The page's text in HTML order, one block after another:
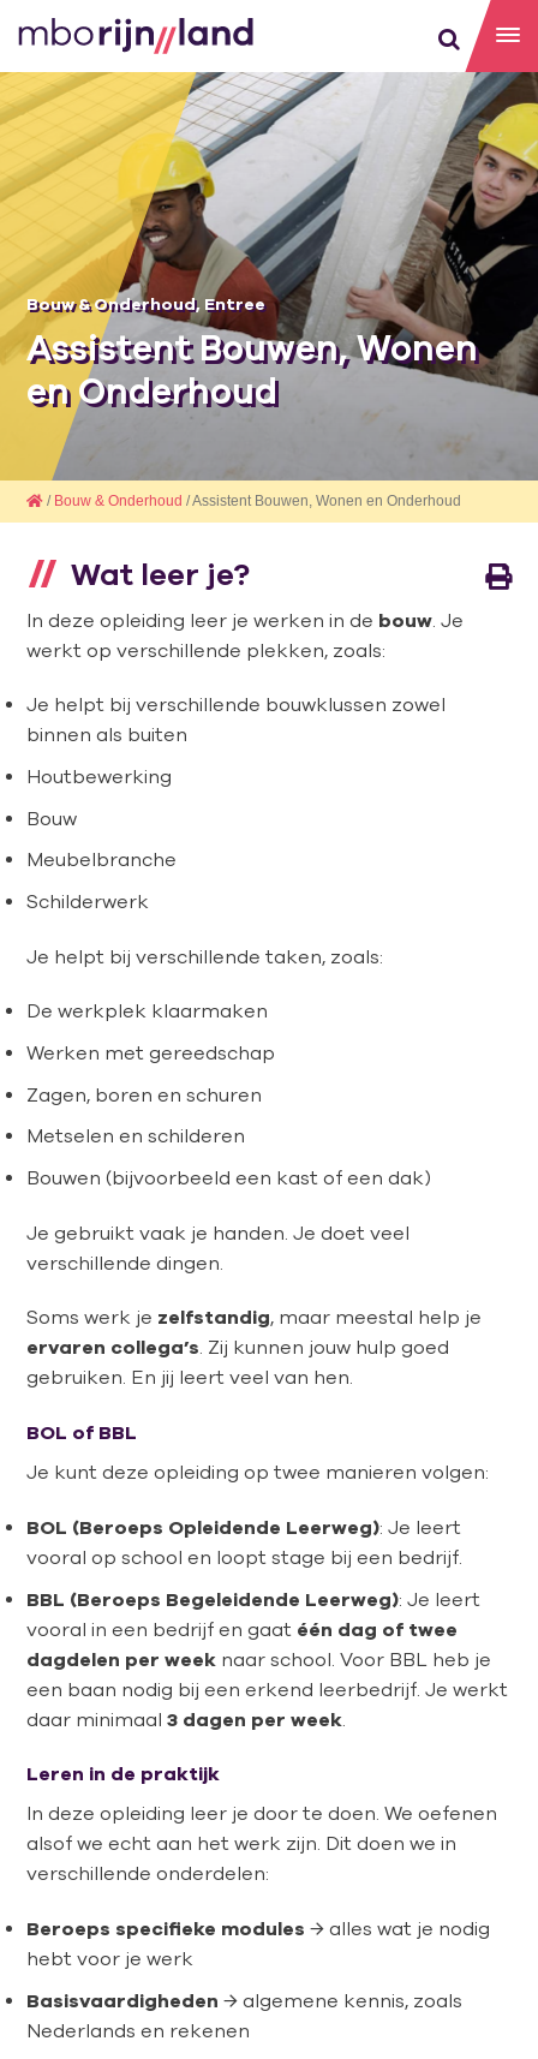
Bouw & Onderhoud, Entree
Assistent Bouwen, Wonen
en Onderhoud
/ Bouw & Onderhoud / Assistent Bouwen, Wonen en Onderhoud
Wat leer je?
In deze opleiding leer je werken in de bouw . Je
werkt op verschillende plekken, zoals:
Je helpt bij verschillende bouwklussen zowel
binnen als buiten
Houtbewerking
Bouw
Meubelbranche
Schilderwerk
Je helpt bij verschillende taken, zoals:
De werkplek klaarmaken
Werken met gereedschap
Zagen, boren en schuren
Metselen en schilderen
Bouwen (bijvoorbeeld een kast of een dak)
Je gebruikt vaak je handen. Je doet veel
verschillende dingen.
Soms werk je zelfstandig, maar meestal help je
ervaren collega’s . Zij kunnen jouw hulp goed
gebruiken. En jij leert veel van hen.
BOL of BBL
Je kunt deze opleiding op twee manieren volgen:
BOL (Beroeps Opleidende Leerweg): Je leert
vooral op school en loopt stage bij een bedrijf.
BBL (Beroeps Begeleidende Leerweg): Je leert
vooral in een bedrijf en gaat één dag of twee
dagdelen per week naar school. Voor BBL heb je
een baan nodig bij een erkend leerbedrijf. Je werkt
daar minimaal3 dagen per week
Leren in de praktijk
In deze opleiding leer je door te doen. We oefenen
alsof we echt aan het werk zijn. Dit doen we in
verschillende onderdelen:
Beroeps specifieke modules → alles wat je nodig
hebt voor je werk
Basisvaardigheden → algemene kennis, zoals
Nederlands en rekenen